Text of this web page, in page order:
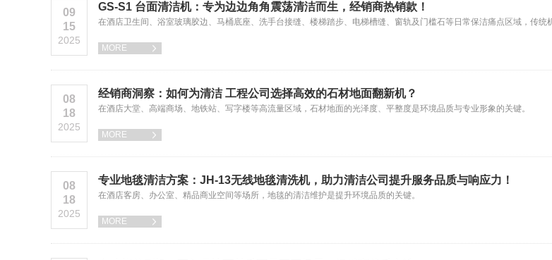
09
15
2025
GS-S1 台面清洁机：专为边边角角震荡清洁而生，经销商热销款！
在酒店卫生间、浴室玻璃胶边、马桶底座、洗手台接缝、楼梯踏步、电梯槽缝、窗轨及门槛石等日常保洁痛点区域，传
MORE 
08
18
2025
经销商洞察：如何为清洁 工程公司选择高效的石材地面翻新机？
在酒店大堂、高端商场、地铁站、写字楼等高流量区域，石材地面的光泽度、平整度是环境品质与专业形象的关键。
MORE 
08
18
2025
专业地毯清洁方案：JH-13无线地毯清洗机，助力清洁公司提升服务品质与响应力！
在酒店客房、办公室、精品商业空间等场所，地毯的清洁维护是提升环境品质的关键。
MORE 